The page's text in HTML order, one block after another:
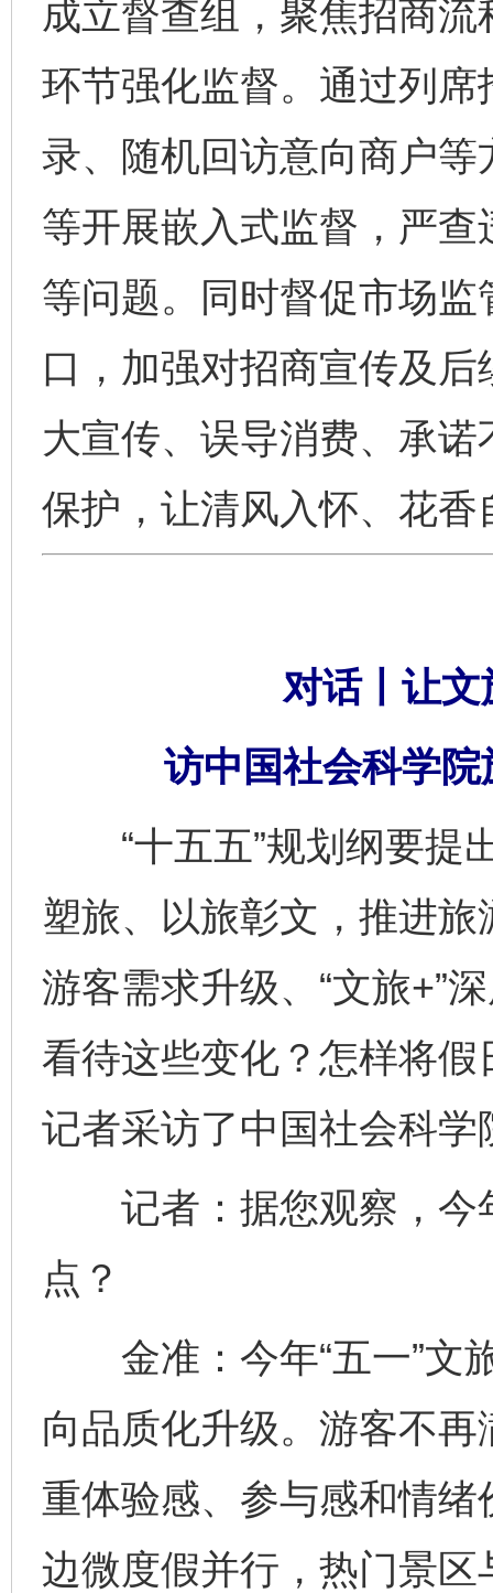
成立督查组，聚焦招商
环节强化监督。通过列
录、随机回访意向商户
等开展嵌入式监督，严
等问题。同时督促市场
口，加强对招商宣传及
大宣传、误导消费、承
保护，让清风入怀、花香
对话丨让文
访中国社会科学
“十五五”规划纲要提
塑旅、以旅彰文，推进旅
游客需求升级、“文旅+”
看待这些变化？怎样将假
记者采访了中国社会科
记者：据您观察，今
点？
金准：今年“五一”文
向品质化升级。游客不再
重体验感、参与感和情
边微度假并行，热门景